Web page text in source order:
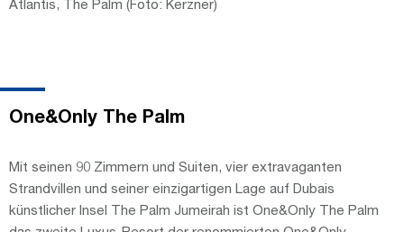
Atlantis, The Palm (Foto: Kerzner)
One&Only The Palm
Mit seinen 90 Zimmern und Suiten, vier extravaganten
Strandvillen und seiner einzigartigen Lage auf Dubais
künstlicher Insel The Palm Jumeirah ist One&Only The Palm